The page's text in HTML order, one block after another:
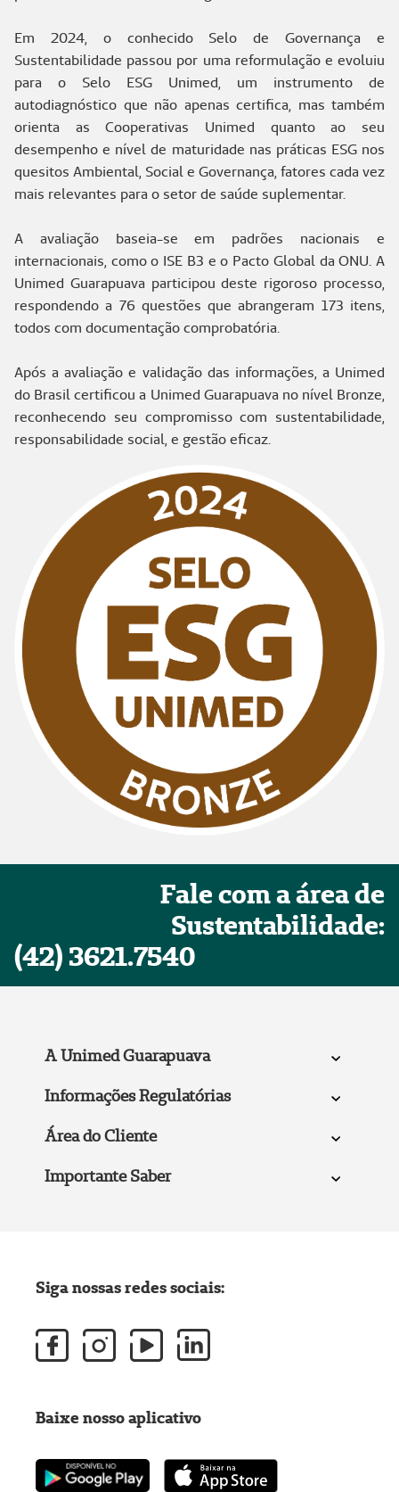
Em 2024, o conhecido Selo de Governança e
Sustentabilidade passou por uma reformulação e evoluiu
para o Selo ESG Unimed, um instrumento de
autodiagnóstico que não apenas certifica, mas também
orienta as Cooperativas Unimed quanto ao seu
desempenho e nível de maturidade nas práticas ESG nos
quesitos Ambiental, Social e Governança, fatores cada vez
mais relevantes para o setor de saúde suplementar.
A avaliação baseia-se em padrões nacionais e
internacionais, como o ISE B3 e o Pacto Global da ONU. A
Unimed Guarapuava participou deste rigoroso processo,
respondendo a 76 questões que abrangeram 173 itens,
todos com documentação comprobatória.
Após a avaliação e validação das informações, a Unimed
do Brasil certificou a Unimed Guarapuava no nível Bronze,
reconhecendo seu compromisso com sustentabilidade,
responsabilidade social, e gestão eficaz.
Fale com a área de
Sustentabilidade:
(42) 3621.7540
A Unimed Guarapuava
Informações Regulatórias
Área do Cliente
Importante Saber
Siga nossas redes sociais:
Baixe nosso aplicativo